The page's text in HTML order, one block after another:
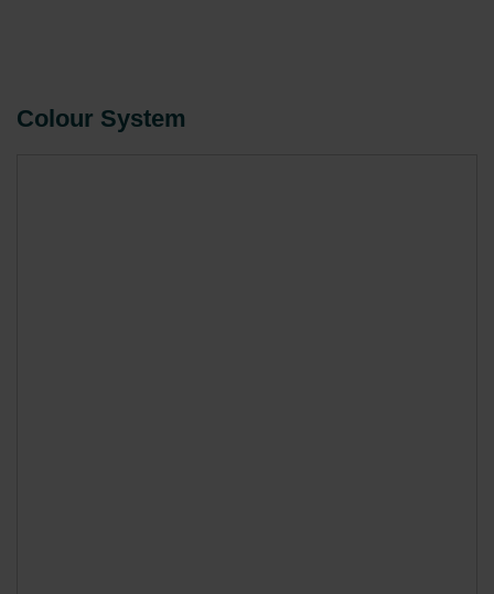
Colour System